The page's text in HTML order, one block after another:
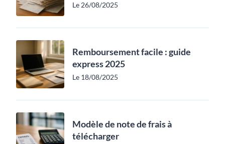
Le 26/08/2025
Remboursement facile : guide
express 2025
Le 18/08/2025
Modèle de note de frais à
télécharger